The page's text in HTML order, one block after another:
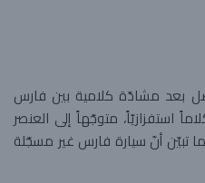
بعد مشادّة كلامية بين فارس
استفزازيّاً، متوجّهاً إلى العنصر
تبيّن أنّ سيارة فارس غير مسجّلة